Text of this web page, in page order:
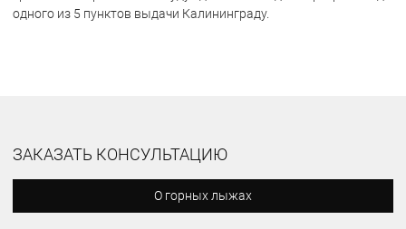
одного из 5 пунктов выдачи Калининграду.
ЗАКАЗАТЬ КОНСУЛЬТАЦИЮ
О горных лыжах